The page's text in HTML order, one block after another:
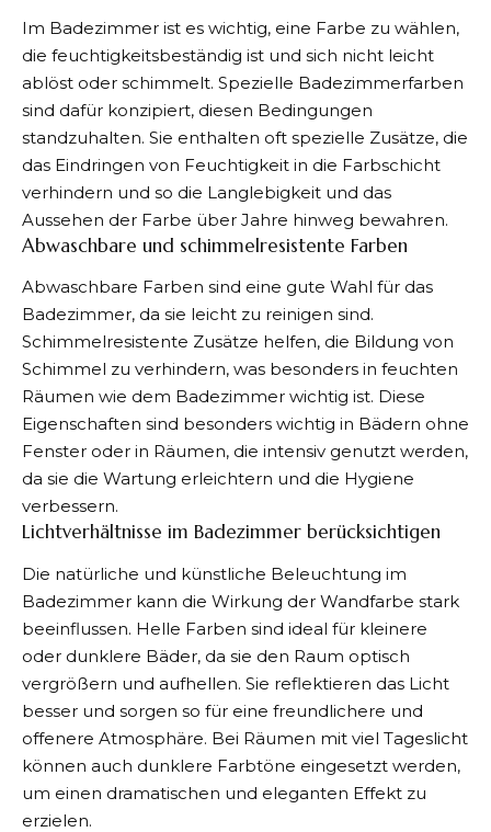
Im Badezimmer ist es wichtig, eine Farbe zu wählen,
die feuchtigkeitsbeständig ist und sich nicht leicht
ablöst oder schimmelt. Spezielle Badezimmerfarben
sind dafür konzipiert, diesen Bedingungen
standzuhalten. Sie enthalten oft spezielle Zusätze, die
das Eindringen von Feuchtigkeit in die Farbschicht
verhindern und so die Langlebigkeit und das
Aussehen der Farbe über Jahre hinweg bewahren.
Abwaschbare und schimmelresistente Farben
Abwaschbare Farben sind eine gute Wahl für das
Badezimmer, da sie leicht zu reinigen sind.
Schimmelresistente Zusätze helfen, die Bildung von
Schimmel zu verhindern, was besonders in feuchten
Räumen wie dem Badezimmer wichtig ist. Diese
Eigenschaften sind besonders wichtig in Bädern ohne
Fenster oder in Räumen, die intensiv genutzt werden,
da sie die Wartung erleichtern und die Hygiene
verbessern.
Lichtverhältnisse im Badezimmer berücksichtigen
Die natürliche und künstliche Beleuchtung im
Badezimmer kann die Wirkung der Wandfarbe stark
beeinflussen. Helle Farben sind ideal für kleinere
oder dunklere Bäder, da sie den Raum optisch
vergrößern und aufhellen. Sie reflektieren das Licht
besser und sorgen so für eine freundlichere und
offenere Atmosphäre. Bei Räumen mit viel Tageslicht
können auch dunklere Farbtöne eingesetzt werden,
um einen dramatischen und eleganten Effekt zu
erzielen.